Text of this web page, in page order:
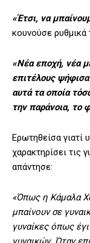
«Έτσι, να
κουνούσε
«Νέα εποχή, νέα
επιτέλους
αυτά τα οποία
την παράνοια, το
Ερωτηθείσα γιατί
χαρακτηρίσει τις
απάντησε:
«Όπως η Κάμαλα
μπαίνουν σε
γυναίκες όπως